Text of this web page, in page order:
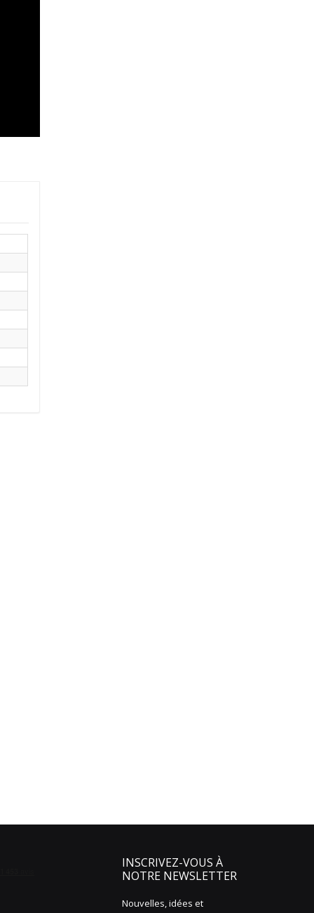
INSCRIVEZ-VOUS À
NOTRE NEWSLETTER
Nouvelles, idées et